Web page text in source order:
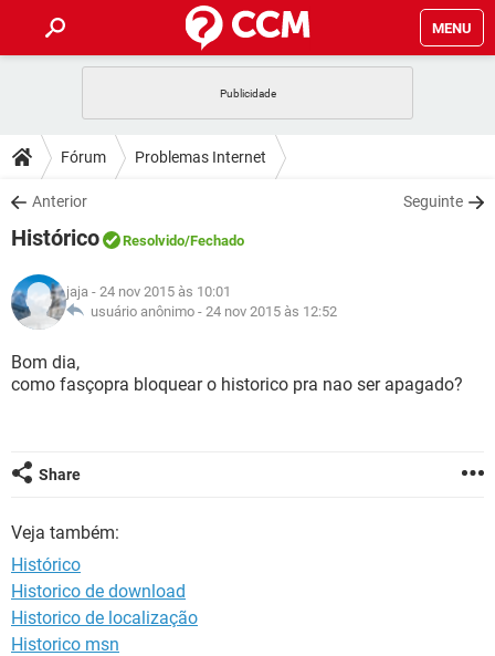
MENU
CELULAR FACEBOOK
OUTLOOK
INSTAGRAM
GUIA DE COMPRAS
DICAS
JOGOS WHATSAPP
INSTAGRAM
GUIA DE COMPRAS
DOWNLOADS
JOGOS
CELULAR
OUTLOOK EXCEL
INSTAGRAM
GUIA DE COMPRAS
JOGOS
CELULAR
OUTLOOK
GLOSSÁRIO
JOGOS
CELULAR FACEBOOK
INSTAGRAM
Fórum Problemas Internet
Anterior Seguinte
Histórico Resolvido/Fechado
jaja - 24 nov 2015 às 10:01
usuário anônimo - 24 nov 2015 às 12:52
Bom dia,
como fasçopra bloquear o historico pra nao ser apagado?
Share
Veja também:
Histórico
Historico de download
Historico de localização
Historico msn